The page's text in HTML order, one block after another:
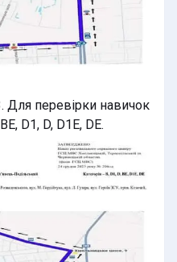
перевірки навичок
D1, D, D1E, DE.